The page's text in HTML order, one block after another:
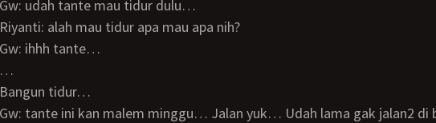
Gw: udah tante mau tidur dulu…
Riyanti: alah mau tidur apa mau apa nih?
Gw: ihhh tante…
…
Bangun tidur…
Gw: tante ini kan malem minggu… Jalan yuk… Udah lama gak jalan2